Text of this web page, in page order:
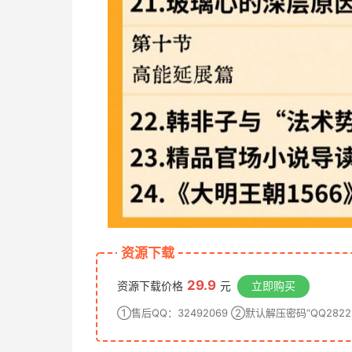
资源下载
资源下载价格 29.9 元 立即购买
①售后QQ：32492069 ②默认解压密码